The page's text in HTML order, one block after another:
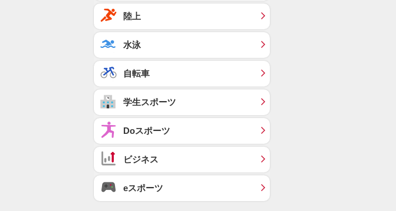
陸上
水泳
自転車
学生スポーツ
Doスポーツ
ビジネス
eスポーツ